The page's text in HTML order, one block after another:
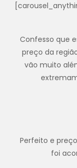
Confesso que
preço da
vão muito
Perfeito e
foi